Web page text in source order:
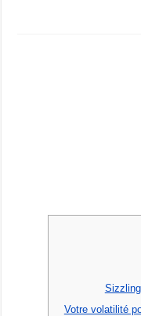
Votre volatilité